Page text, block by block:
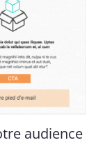
audience